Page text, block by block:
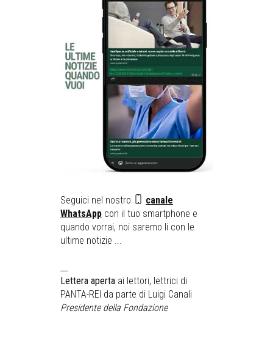
Seguici nel nostro
canale
WhatsApp con il tuo smartphone e
quando vorrai, noi saremo li con le
ultime notizie ...
Lettera aperta ai lettori, lettrici di
PANTA-REI da parte di Luigi Canali
Presidente della Fondazione